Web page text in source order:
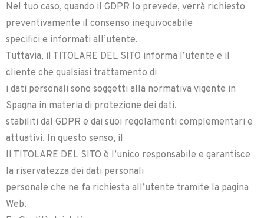
Nel tuo caso, quando il GDPR lo prevede, verrà richiesto
preventivamente il consenso inequivocabile
specifici e informati all’utente.
Tuttavia, il TITOLARE DEL SITO informa l’utente e il
cliente che qualsiasi trattamento di
i dati personali sono soggetti alla normativa vigente in
Spagna in materia di protezione dei dati,
stabiliti dal GDPR e dai suoi regolamenti complementari e
attuativi. In questo senso, il
Il TITOLARE DEL SITO è l’unico responsabile e garantisce
la riservatezza dei dati personali
personale che ne fa richiesta all’utente tramite la pagina
Web.